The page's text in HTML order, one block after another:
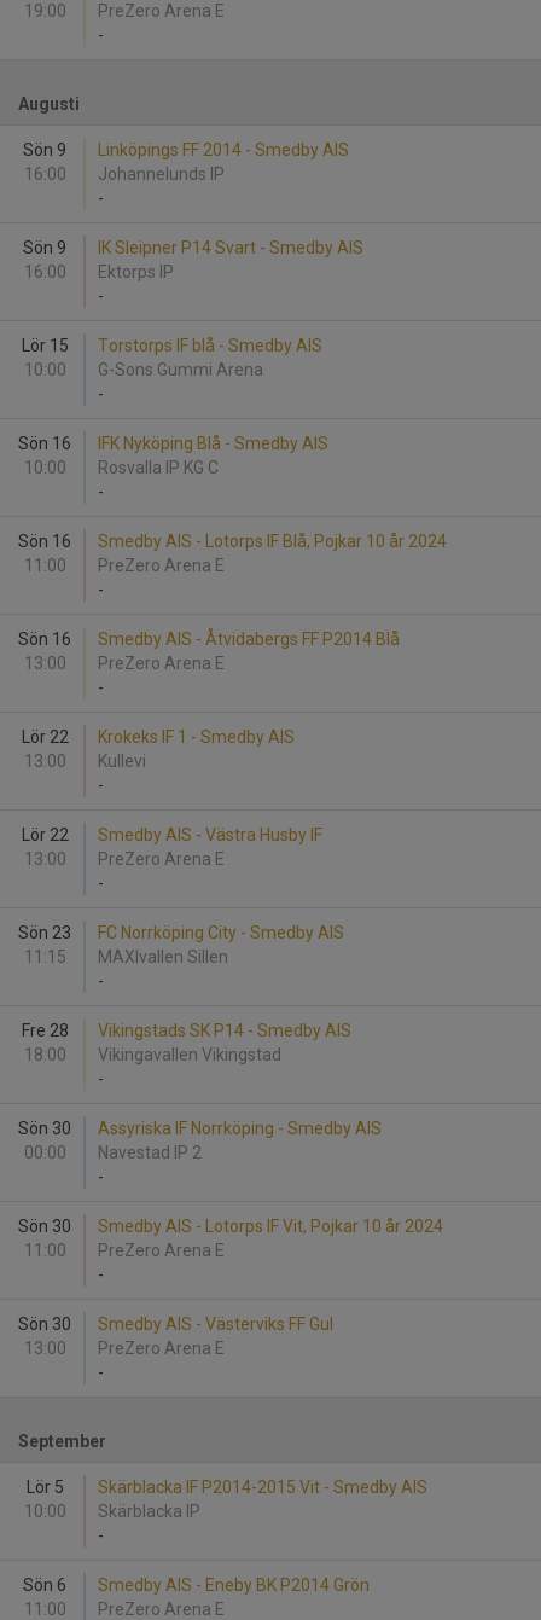
19:00
PreZero Arena E
-
Augusti
Sön 9
16:00
Linköpings FF 2014 - Smedby AIS
Johannelunds IP
-
Sön 9
16:00
IK Sleipner P14 Svart - Smedby AIS
Ektorps IP
-
Lör 15
10:00
Torstorps IF blå - Smedby AIS
G-Sons Gummi Arena
-
Sön 16
10:00
IFK Nyköping Blå - Smedby AIS
Rosvalla IP KG C
-
Sön 16
11:00
Smedby AIS - Lotorps IF Blå, Pojkar 10 år 2024
PreZero Arena E
-
Sön 16
13:00
Smedby AIS - Åtvidabergs FF P2014 Blå
PreZero Arena E
-
Lör 22
13:00
Krokeks IF 1 - Smedby AIS
Kullevi
-
Lör 22
13:00
Smedby AIS - Västra Husby IF
PreZero Arena E
-
Sön 23
11:15
FC Norrköping City - Smedby AIS
MAXIvallen Sillen
-
Fre 28
18:00
Vikingstads SK P14 - Smedby AIS
Vikingavallen Vikingstad
-
Sön 30
00:00
Assyriska IF Norrköping - Smedby AIS
Navestad IP 2
-
Sön 30
11:00
Smedby AIS - Lotorps IF Vit, Pojkar 10 år 2024
PreZero Arena E
-
Sön 30
13:00
Smedby AIS - Västerviks FF Gul
PreZero Arena E
-
September
Lör 5
10:00
Skärblacka IF P2014-2015 Vit - Smedby AIS
Skärblacka IP
-
Sön 6
11:00
Smedby AIS - Eneby BK P2014 Grön
PreZero Arena E